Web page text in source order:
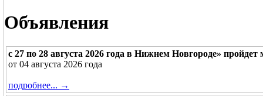
Объявления
с 27 по 28 августа 2026 года в Нижнем Новгороде»
от 04 августа 2026 года
подробнее... →